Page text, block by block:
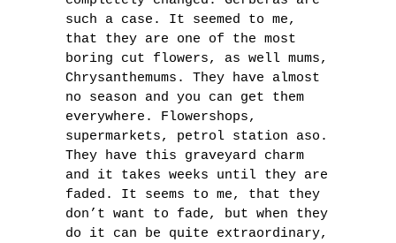
such a case. It seemed to me,
that they are one of the most
boring cut flowers, as well mums,
Chrysanthemums. They have almost
no season and you can get them
everywhere. Flowershops,
supermarkets, petrol station aso.
They have this graveyard charm
and it takes weeks until they are
faded. It seems to me, that they
don’t want to fade, but when they
do it can be quite extraordinary,